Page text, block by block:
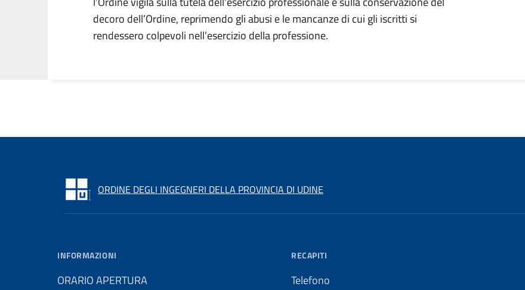
decoro dell’Ordine, reprimendo gli abusi e le mancanze di cui gli iscritti si
rendessero colpevoli nell’esercizio della professione.
ORDINE DEGLI INGEGNERI DELLA PROVINCIA DI UDINE
INFORMAZIONI
ORARIO APERTURA
RECAPITI
Telefono